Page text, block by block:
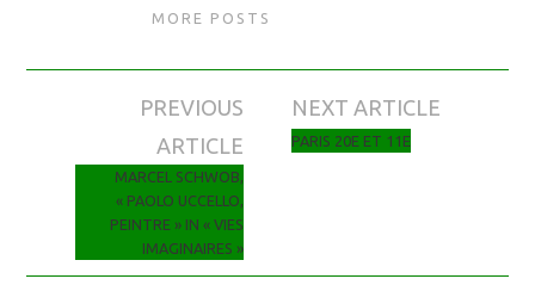
MORE POSTS
Navigation des articles
PREVIOUS
ARTICLE
MARCEL SCHWOB,
« PAOLO UCCELLO,
PEINTRE » IN « VIES
IMAGINAIRES »
NEXT ARTICLE
PARIS 20E ET 11E